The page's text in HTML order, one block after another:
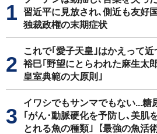
習近平に見放され､側近も友好
独裁政権の末期症状
これで｢愛子天皇｣はかえって
裕巳｢野望にとらわれた麻生太
皇室典範の大原則｣
イワシでもサンマでもない...糖
｢がん･動脈硬化を予防し､美肌
とれる魚の種類｣【最強の魚活術